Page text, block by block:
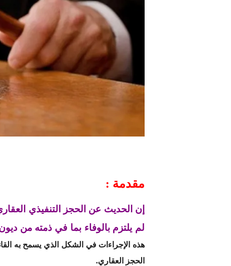
مقدمة :
إن الحديث عن الحجز التنفيذي
لم يلتزم بالوفاء بما في ذمته من
هذه الإجراءات في الشكل الذي يسمح به
الحجز العقاري.